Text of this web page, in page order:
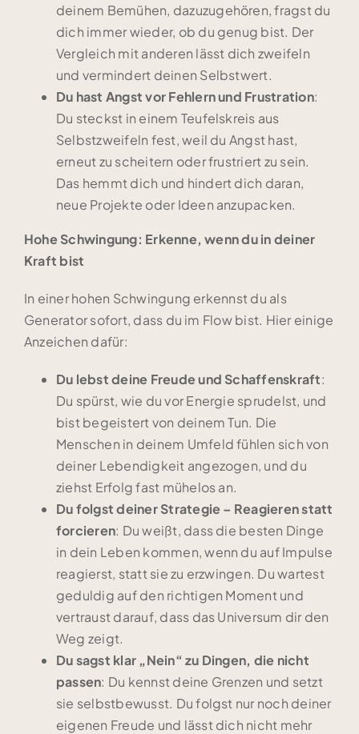
deinem Bemühen, dazuzugehören, fragst du
dich immer wieder, ob du genug bist. Der
Vergleich mit anderen lässt dich zweifeln
und vermindert deinen Selbstwert.
Du hast Angst vor Fehlern und Frustration:
Du steckst in einem Teufelskreis aus
Selbstzweifeln fest, weil du Angst hast,
erneut zu scheitern oder frustriert zu sein.
Das hemmt dich und hindert dich daran,
neue Projekte oder Ideen anzupacken.
Hohe Schwingung: Erkenne, wenn du in deiner
Kraft bist
In einer hohen Schwingung erkennst du als
Generator sofort, dass du im Flow bist. Hier einige
Anzeichen dafür:
Du lebst deine Freude und Schaffenskraft:
Du spürst, wie du vor Energie sprudelst, und
bist begeistert von deinem Tun. Die
Menschen in deinem Umfeld fühlen sich von
deiner Lebendigkeit angezogen, und du
ziehst Erfolg fast mühelos an.
Du folgst deiner Strategie – Reagieren statt
forcieren: Du weißt, dass die besten Dinge
in dein Leben kommen, wenn du auf Impulse
reagierst, statt sie zu erzwingen. Du wartest
geduldig auf den richtigen Moment und
vertraust darauf, dass das Universum dir den
Weg zeigt.
Du sagst klar „Nein“ zu Dingen, die nicht
passen: Du kennst deine Grenzen und setzt
sie selbstbewusst. Du folgst nur noch deiner
eigenen Freude und lässt dich nicht mehr